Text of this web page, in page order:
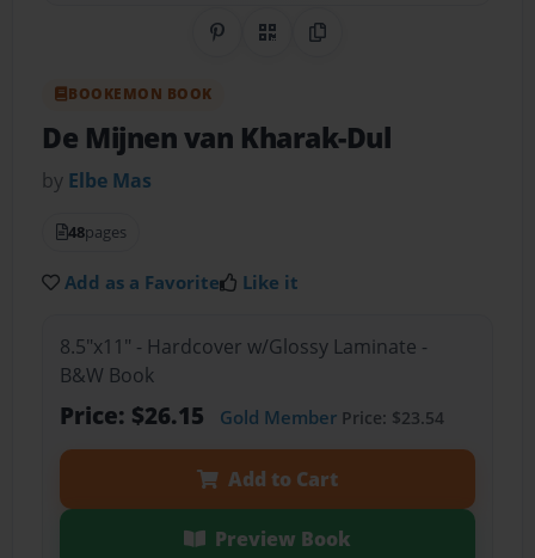
Share on Pinterest
QR CodeCopy Link
BOOKEMON BOOK
De Mijnen van Kharak-Dul
by Elbe Mas
48pages
Add as a Favorite Like it
8.5"x11" - Hardcover w/Glossy Laminate -
B&W Book
Price: $26.15 Gold MemberPrice: $23.54
Add to Cart
Preview Book